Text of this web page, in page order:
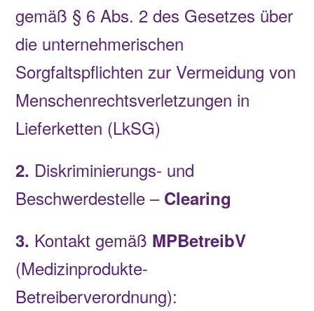
gemäß § 6 Abs. 2 des Gesetzes über
die unternehmerischen
Sorgfaltspflichten zur Vermeidung von
Menschenrechtsverletzungen in
Lieferketten (LkSG)
2. Diskriminierungs- und
Beschwerdestelle – Clearing
3. Kontakt gemäß MPBetreibV
(Medizinprodukte-
Betreiberverordnung):